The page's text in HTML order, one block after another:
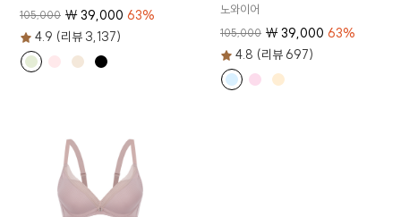
105,000 ₩39,000 63%
4.9 (리뷰 3,137)
노와이어
105,000 ₩39,000 63%
4.8 (리뷰 697)